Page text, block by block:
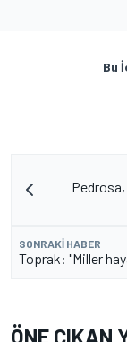
Bu
Pedrosa,
SONRAKI HABER
Toprak: "Miller
ÖNE ÇIKAN